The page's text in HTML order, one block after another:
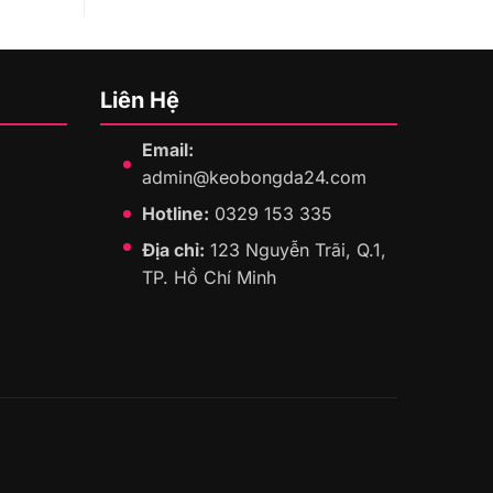
Liên Hệ
Email:
admin@keobongda24.com
Hotline: 0329 153 335
Địa chỉ: 123 Nguyễn Trãi, Q.1,
TP. Hồ Chí Minh